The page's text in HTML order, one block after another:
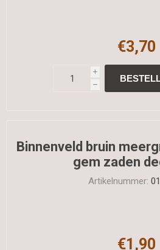
€3,70
i
h
Binnenveld bruin
gem zaden
Artikelnummer:
€1,90